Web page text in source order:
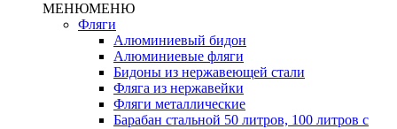
МЕНЮМЕНЮ
Фляги
Алюминиевый бидон
Алюминиевые фляги
Бидоны из нержавеющей стали
Фляга из нержавейки
Фляги металлические
Барабан стальной 50 литров, 100 литров с